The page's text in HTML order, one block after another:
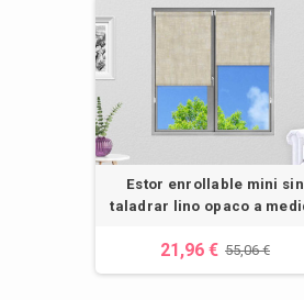
Estor enrollable mini sin
taladrar lino opaco a
21,96 € 55,06 €